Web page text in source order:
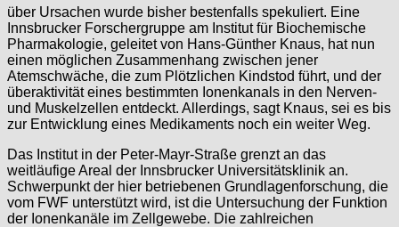
über Ursachen wurde bisher bestenfalls spekuliert. Eine
Innsbrucker Forschergruppe am Institut für Biochemische
Pharmakologie, geleitet von Hans-Günther Knaus, hat nun
einen möglichen Zusammenhang zwischen jener
Atemschwäche, die zum Plötzlichen Kindstod führt, und der
überaktivität eines bestimmten Ionenkanals in den Nerven-
und Muskelzellen entdeckt. Allerdings, sagt Knaus, sei es bis
zur Entwicklung eines Medikaments noch ein weiter Weg.
Das Institut in der Peter-Mayr-Straße grenzt an das
weitläufige Areal der Innsbrucker Universitätsklinik an.
Schwerpunkt der hier betriebenen Grundlagenforschung, die
vom FWF unterstützt wird, ist die Untersuchung der Funktion
der Ionenkanäle im Zellgewebe. Die zahlreichen